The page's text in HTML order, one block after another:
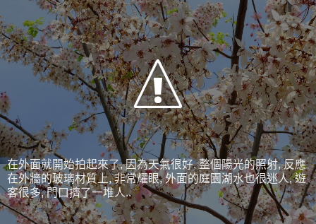
在外面就開始拍起來了, 因為天氣很好, 整個陽光的照射, 反應
在外牆的玻璃材質上, 非常耀眼, 外面的庭園湖水也很迷人, 遊
客很多, 門口擠了一堆人..